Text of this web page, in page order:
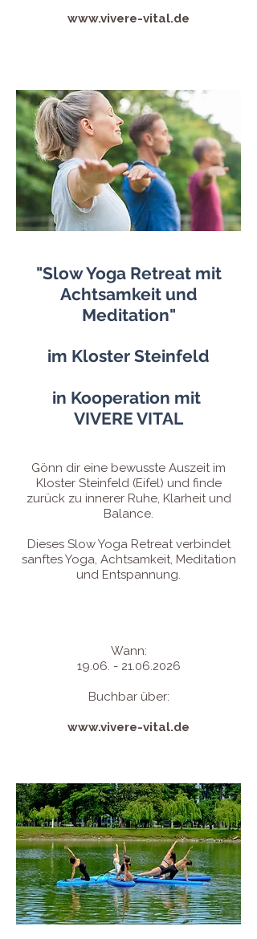
www.vivere-vital.de
"Slow Yoga Retreat mit
Achtsamkeit und
Meditation"
im Kloster Steinfeld
in Kooperation mit
VIVERE VITAL
Gönn dir eine bewusste Auszeit im
Kloster Steinfeld (Eifel) und finde
zurück zu innerer Ruhe, Klarheit und
Balance.
Dieses Slow Yoga Retreat verbindet
sanftes Yoga, Achtsamkeit, Meditation
und Entspannung.
Wann:
19.06. - 21.06.2026
Buchbar über:
www.vivere-vital.de